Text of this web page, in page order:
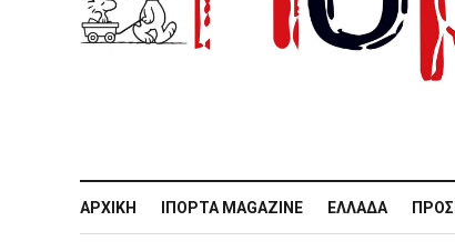
ΑΡΧΙΚΉ IΠΌΡΤΑ MAGAZINE ΕΛΛΆΔΑ